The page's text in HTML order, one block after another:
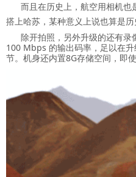
而且在历史上，航空用相机也
搭上哈苏，某种意义上说也算是历
除开拍照，另外升级的还有录
100 Mbps 的输出码率，足以在
节。机身还内置8G存储空间，即